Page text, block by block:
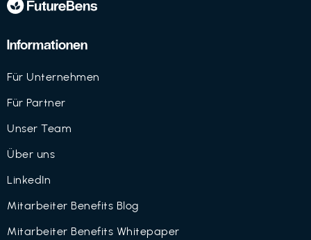
Informationen
Für Unternehmen
Für Partner
Unser Team
Über uns
LinkedIn
Mitarbeiter Benefits Blog
Mitarbeiter Benefits Whitepaper